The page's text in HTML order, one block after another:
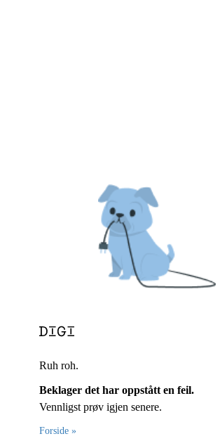
Ruh roh.
Beklager det har oppstått en feil.
Vennligst prøv igjen senere.
Forside »